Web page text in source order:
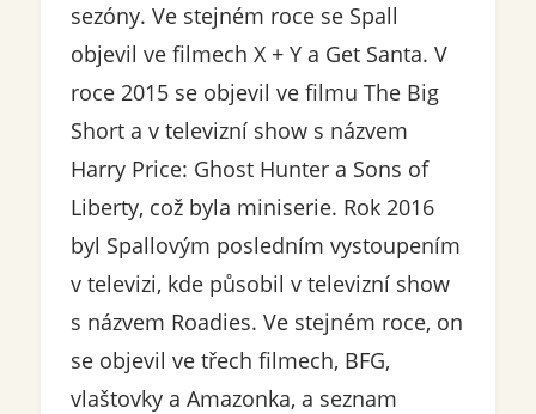
sezóny. Ve stejném roce se Spall
objevil ve filmech X + Y a Get Santa. V
roce 2015 se objevil ve filmu The Big
Short a v televizní show s názvem
Harry Price: Ghost Hunter a Sons of
Liberty, což byla miniserie. Rok 2016
byl Spallovým posledním vystoupením
v televizi, kde působil v televizní show
s názvem Roadies. Ve stejném roce, on
se objevil ve třech filmech, BFG,
vlaštovky a Amazonka, a seznam